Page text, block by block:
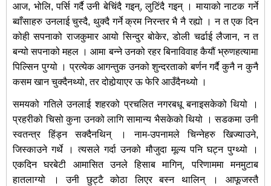
आज, भोलि, पर्सि गर्दै उनी बेचिंदै गइन्, लुटिंदै गइन् । मायाको नाटक गर्ने
ब्वाँसाहरु उनलाई चुस्दै, थुक्दै गर्ने क्रम निरन्तर भै नै रह्यो । न त एक दिन
कोही सपनाको राजकुमार आयो सिन्दुर बोकेर, डोली चर्ढाई लैजान, न त
बन्यो सपनाको महल । आमा बन्ने उनको रहर बिनाविवाह कैयौं भ्रुणहत्यामा
पिल्सिन पुग्यो । प्रत्येक आगन्तुक उनको शुन्दरताको बर्णन गर्दै कुनै न कुनै
कसम खान चुक्दैनथ्यो, तर दोहोर्‍याएर ऊ फेरि आउँदैनथ्यो ।
समयको गतिले उनलाई शहरको प्रचलित नगरबधू बनाइसकेको थियो ।
प्रहरीको चिसो कुना उनको लागि सामान्य भैसकेको थियो । सडकमा उनी
स्वतन्त्र हिंड्न सक्दैनथिन् । नाम-उपनामले चिन्नेहरु खिज्याउने,
जिस्काउने गर्थे । त्यसले गर्दा उनको मौजुदा मूल्य पनि घट्न पुग्थ्यो ।
एकदिन घरबेटी आमासित उनले हिसाब मागिन्, परिणाममा मनमुटाब
हातलाग्यो । उनी छुट्टै कोठा लिएर बस्न थालिन् । आफूजस्तै